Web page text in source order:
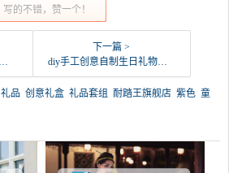
写的不错，赞一个！
下一篇 >
diy手工创意自制生日礼物男生送闺蜜给男朋友抖音特-送男生礼物(百德家居专营店仅售39.5元)
礼品 创意礼盒 礼品套组 耐踏王旗舰店 紫色 童